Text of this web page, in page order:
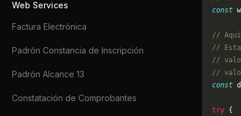
Web Services
Factura Electrónica
Padrón Constancia de Inscripción
Padrón Alcance 13
Constatación de Comprobantes
const
// Aqui
// Esta
//
//
const
try {